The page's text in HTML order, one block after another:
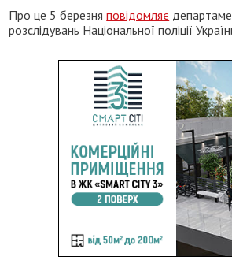
Про це 5 березняповідомляє
розслідувань Національної поліції